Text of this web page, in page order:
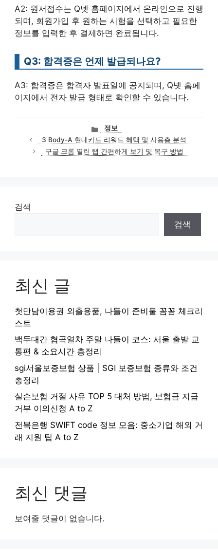
A2: 원서접수는 Q넷 홈페이지에서 온라인으로 진행
되며, 회원가입 후 원하는 시험을 선택하고 필요한
정보를 입력한 후 결제하면 완료됩니다.
Q3: 합격증은 언제 발급되나요?
A3: 합격증은 합격자 발표일에 공지되며, Q넷 홈페
이지에서 전자 발급 형태로 확인할 수 있습니다.
카
테
고
리
정보
3 Body-A 현대카드 리워드 혜택 및 사용층 분석
구글 크롬 열린 탭 간편하게 보기 및 복구 방법
검색
검색
최신 글
첫만남이용권 외출용품, 나들이 준비물 꼼꼼 체크리
스트
백두대간 협곡열차 주말 나들이 코스: 서울 출발 교
통편 & 소요시간 총정리
sgi서울보증보험 상품 | SGI 보증보험 종류와 조건
총정리
실손보험 거절 사유 TOP 5 대처 방법, 보험금 지급
거부 이의신청 A to Z
전북은행 SWIFT code 정보 모음: 중소기업 해외 거
래 지원 팁 A to Z
최신 댓글
보여줄 댓글이 없습니다.